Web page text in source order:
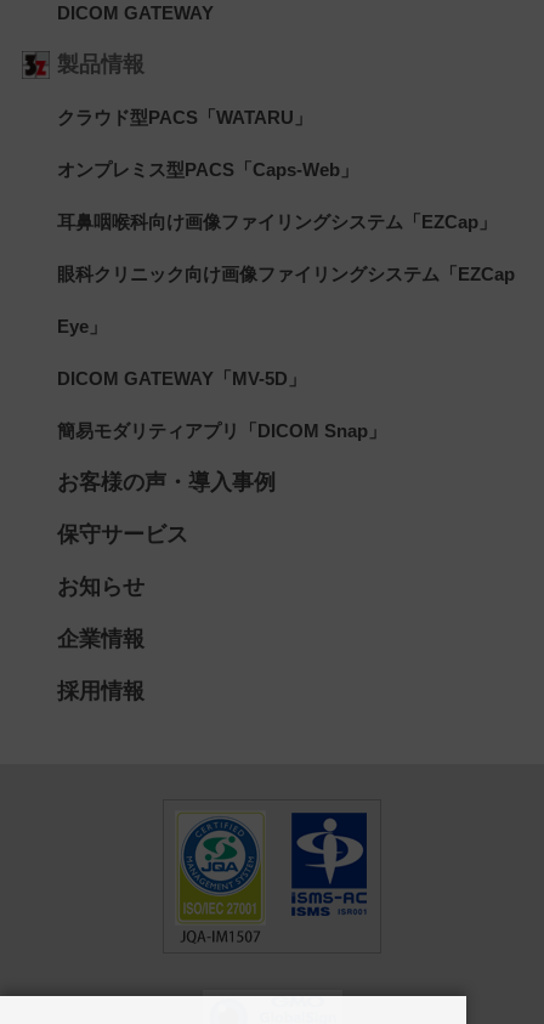
DICOM GATEWAY
製品情報
クラウド型PACS「WATARU」
オンプレミス型PACS「Caps-Web」
耳鼻咽喉科向け画像ファイリングシステム「EZCap」
眼科クリニック向け画像ファイリングシステム「EZCap
Eye」
DICOM GATEWAY「MV-5D」
簡易モダリティアプリ「DICOM Snap」
お客様の声・導入事例
保守サービス
お知らせ
企業情報
採用情報